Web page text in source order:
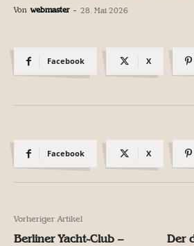
Von webmaster - 28. Mai 2026
Facebook X
Facebook X
Vorheriger Artikel
Berliner Yacht-Club –
Der